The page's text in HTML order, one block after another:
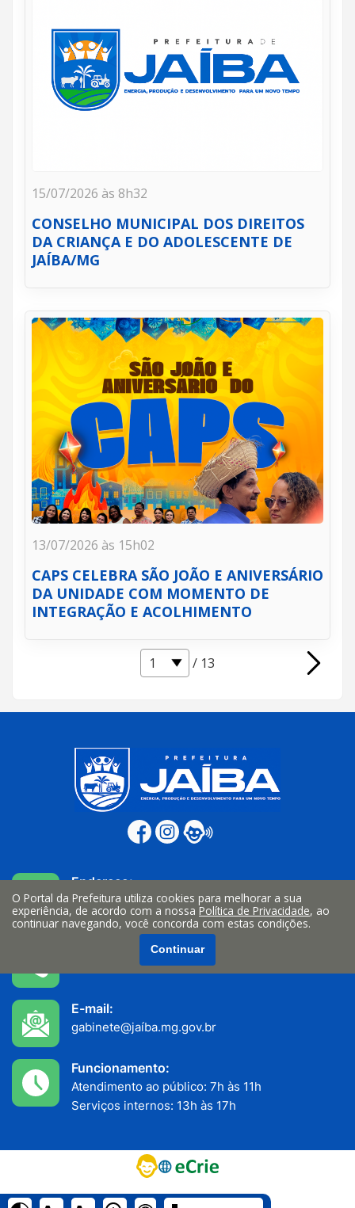
15/07/2026 às 8h32
CONSELHO MUNICIPAL DOS DIREITOS
DA CRIANÇA E DO ADOLESCENTE DE
JAÍBA/MG
13/07/2026 às 15h02
CAPS CELEBRA SÃO JOÃO E ANIVERSÁRIO
DA UNIDADE COM MOMENTO DE
INTEGRAÇÃO E ACOLHIMENTO
/ 13
Endereço:
Av. João Teixeira Filho n° 335, Centro
Jaiba/MG - CEP: 39508-000
(38) 3522-1200
E-mail:
gabinete@jaíba.mg.gov.br
Funcionamento:
Atendimento ao público: 7h às 11h
Serviços internos: 13h às 17h
O Portal da Prefeitura utiliza cookies para melhorar a sua
experiência, de acordo com a nossaPolítica de Privacidade, ao
continuar navegando, você concorda com estas condições.
Continuar